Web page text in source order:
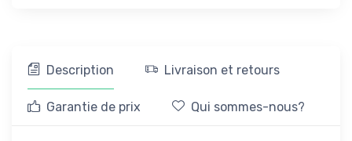
Description Livraison et retours
Garantie de prix Qui sommes-nous?